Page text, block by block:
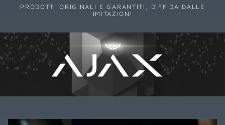
PRODOTTI ORIGINALI E GARANTITI, DIFFIDA DALLE
IMITAZIONI